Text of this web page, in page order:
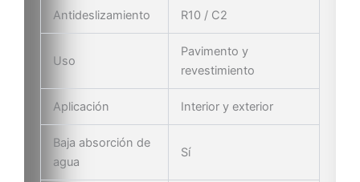
Antideslizamiento R10 / C2
Uso
Pavimento y
revestimiento
Aplicación Interior y exterior
Baja absorción de
agua
Sí